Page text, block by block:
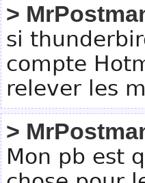
>
si
compte
relever les
>
Mon pb est